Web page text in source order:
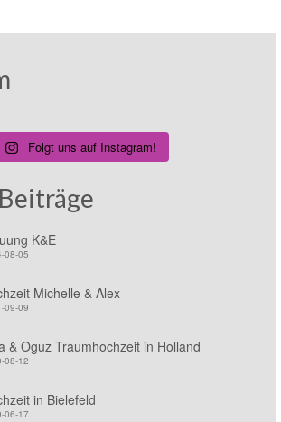
Folgt uns auf Instagram!
K&E
08-05
Michelle & Alex
09-09
& Oguz Traumhochzeit in Holland
08-12
in Bielefeld
06-17